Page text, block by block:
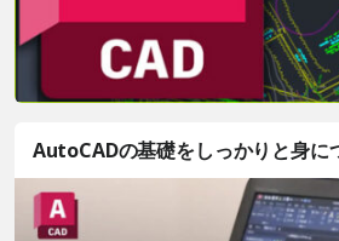
AutoCADの基礎をしっかりと身に